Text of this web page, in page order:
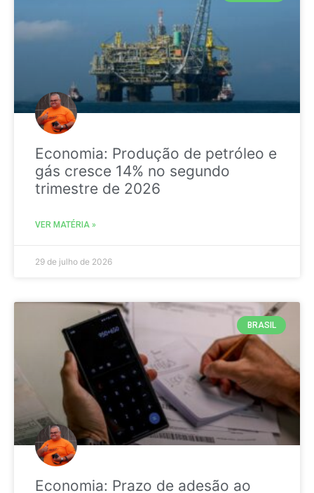
Economia: Produção de petróleo e
gás cresce 14% no segundo
trimestre de 2026
VER MATÉRIA »
29 de julho de 2026
BRASIL
Economia: Prazo de adesão ao